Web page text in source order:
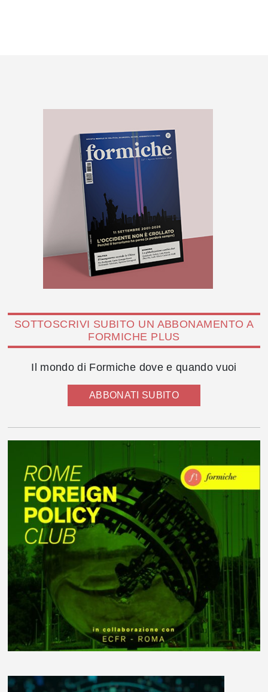
SOTTOSCRIVI SUBITO UN ABBONAMENTO A
FORMICHE PLUS
Il mondo di Formiche dove e quando vuoi
ABBONATI SUBITO